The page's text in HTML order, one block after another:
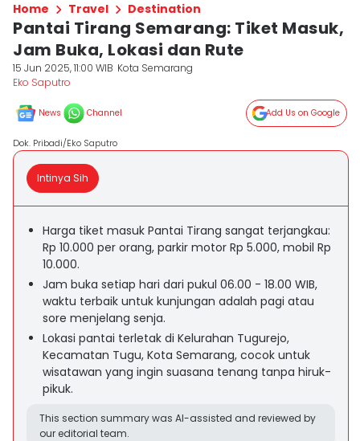
Home Travel Destination
Pantai Tirang Semarang: Tiket Masuk,
Jam Buka, Lokasi dan Rute
15 Jun 2025, 11:00 WIB Kota Semarang
Eko Saputro
News Channel Add Us on Google
Dok. Pribadi/Eko Saputro
Intinya Sih
Harga tiket masuk Pantai Tirang sangat terjangkau:
Rp 10.000 per orang, parkir motor Rp 5.000, mobil Rp
10.000.
Jam buka setiap hari dari pukul 06.00 - 18.00 WIB,
waktu terbaik untuk kunjungan adalah pagi atau
sore menjelang senja.
Lokasi pantai terletak di Kelurahan Tugurejo,
Kecamatan Tugu, Kota Semarang, cocok untuk
wisatawan yang ingin suasana tenang tanpa hiruk-
pikuk.
This section summary was AI-assisted and reviewed by
our editorial team.